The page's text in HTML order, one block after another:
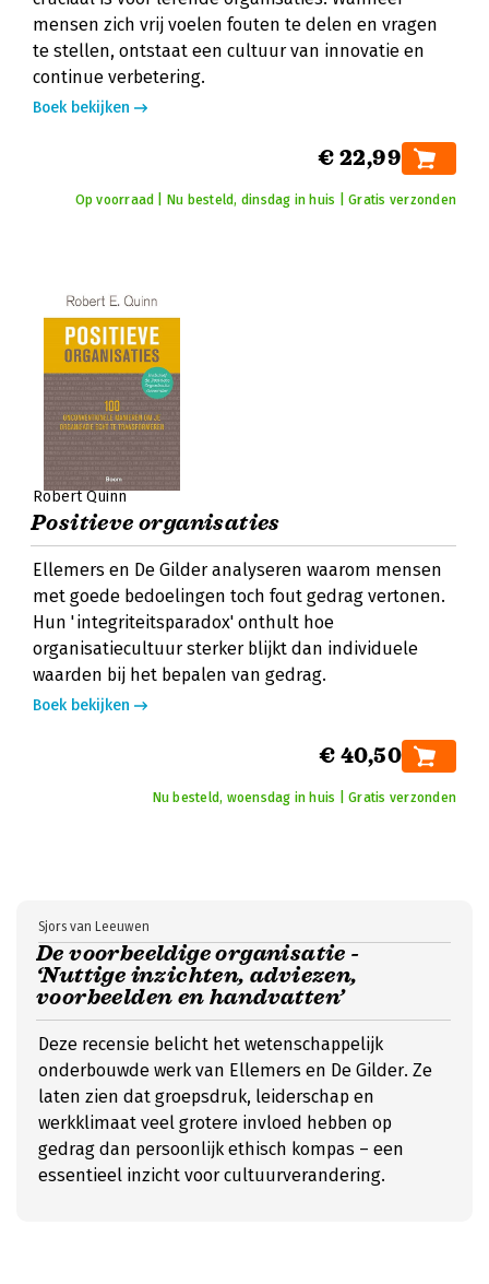
mensen zich vrij voelen fouten te delen en vragen
te stellen, ontstaat een cultuur van innovatie en
continue verbetering.
Boek bekijken
€ 22,99
Op voorraad | Nu besteld, dinsdag in huis | Gratis verzonden
Robert Quinn
Positieve organisaties
Ellemers en De Gilder analyseren waarom mensen
met goede bedoelingen toch fout gedrag vertonen.
Hun 'integriteitsparadox' onthult hoe
organisatiecultuur sterker blijkt dan individuele
waarden bij het bepalen van gedrag.
Boek bekijken
€ 40,50
Nu besteld, woensdag in huis | Gratis verzonden
De voorbeeldige organisatie -
‘Nuttige inzichten, adviezen,
voorbeelden en handvatten’
Sjors van Leeuwen
Deze recensie belicht het wetenschappelijk
onderbouwde werk van Ellemers en De Gilder. Ze
laten zien dat groepsdruk, leiderschap en
werkklimaat veel grotere invloed hebben op
gedrag dan persoonlijk ethisch kompas – een
essentieel inzicht voor cultuurverandering.